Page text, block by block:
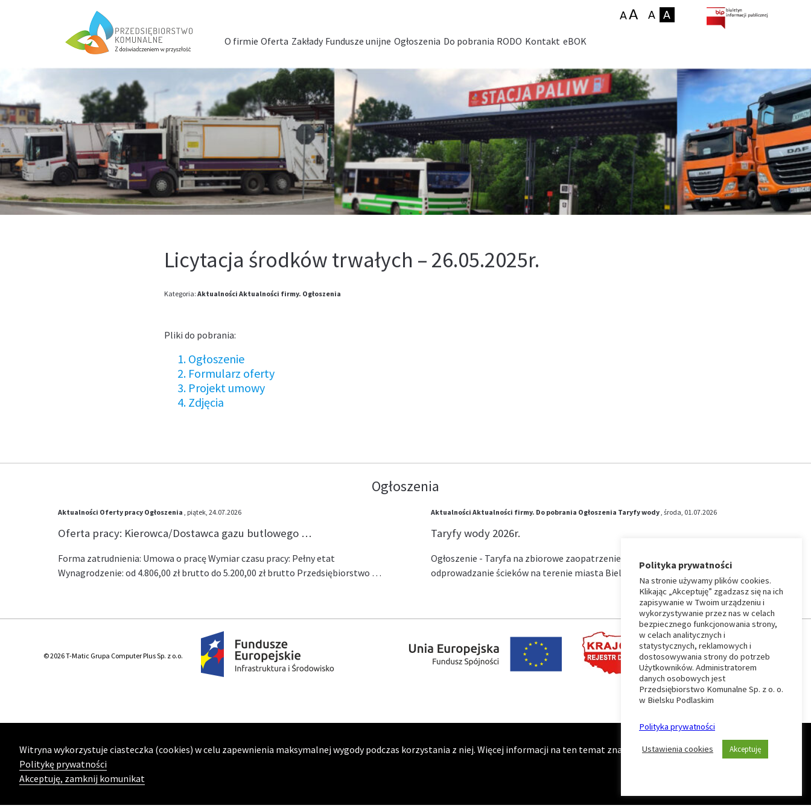
O firmie Oferta Zakłady Fundusze unijne Ogłoszenia Do pobrania RODO Kontakt eBOK
Licytacja środków trwałych – 26.05.2025r.
Kategoria: Aktualności Aktualności firmy. Ogłoszenia
Pliki do pobrania:
Ogłoszenie
Formularz oferty
Projekt umowy
Zdjęcia
Ogłoszenia
Aktualności Oferty pracy Ogłoszenia , piątek, 24.07.2026
Oferta pracy: Kierowca/Dostawca gazu butlowego …
Forma zatrudnienia: Umowa o pracę Wymiar czasu pracy: Pełny etat
Wynagrodzenie: od 4.806,00 zł brutto do 5.200,00 zł brutto Przedsiębiorstwo …
Aktualności Aktualności firmy. Do pobrania Ogłoszenia Taryfy wody, środa, 01.07.2026
Taryfy wody 2026r.
Ogłoszenie - Taryfa na zbiorowe zaopatrzenie w wodę i zbiorowe
odprowadzanie ścieków na terenie miasta Bielsk Podlaski na okres od …
© 2026 T-Matic Grupa Computer Plus Sp. z o.o.
Witryna wykorzystuje ciasteczka (cookies) w celu zapewnienia maksymalnej wygody podczas korzystania z niej. Więcej informacji na ten temat znajduje się na stronie zawierającej naszą
Politykę prywatności
Akceptuję, zamknij komunikat
Polityka prywatności
Na stronie używamy plików cookies.
Klikając „Akceptuję” zgadzasz się na ich
zapisywanie w Twoim urządzeniu i
wykorzystywanie przez nas w celach
bezpiecznego funkcjonowania strony,
w celach analitycznych i
statystycznych, reklamowych i
dostosowywania strony do potrzeb
Użytkowników. Administratorem
danych osobowych jest
Przedsiębiorstwo Komunalne Sp. z o. o.
w Bielsku Podlaskim
Polityka prywatności
Ustawienia cookies Akceptuję